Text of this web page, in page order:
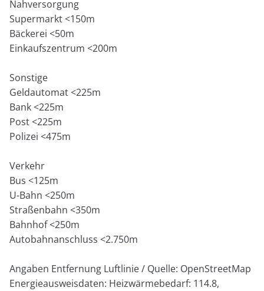
Nahversorgung
Supermarkt <150m
Bäckerei <50m
Einkaufszentrum <200m
Sonstige
Geldautomat <225m
Bank <225m
Post <225m
Polizei <475m
Verkehr
Bus <125m
U-Bahn <250m
Straßenbahn <350m
Bahnhof <250m
Autobahnanschluss <2.750m
Angaben Entfernung Luftlinie / Quelle: OpenStreetMap
Energieausweisdaten: Heizwärmebedarf: 114.8,